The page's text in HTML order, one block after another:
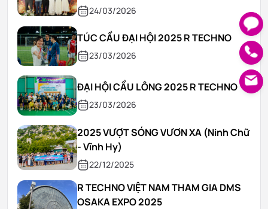
24/03/2026
TÚC CẦU ĐẠI HỘI 2025 R TECHNO
23/03/2026
ĐẠI HỘI CẦU LÔNG 2025 R TECHNO
23/03/2026
2025 VƯỢT SÓNG VƯƠN XA (Ninh Chữ
- Vĩnh Hy)
22/12/2025
R TECHNO VIỆT NAM THAM GIA DMS
OSAKA EXPO 2025